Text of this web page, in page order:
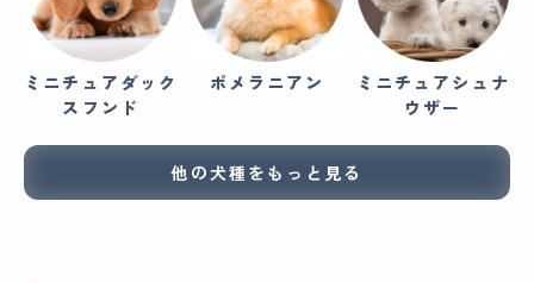
ミニチュアダック
スフンド
ポメラニアン
ミニチュアシュナ
ウザー
他の犬種をもっと見る